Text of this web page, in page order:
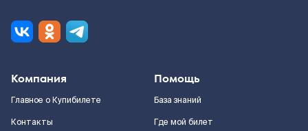
Компания
Главное о Купибилете
Контакты
Помощь
База знаний
Где мой билет